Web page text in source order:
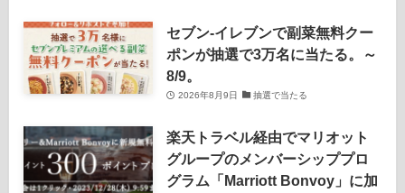
セブン‐イレブンで副菜無料クー
ポンが抽選で3万名に当たる。～
8/9。
2026年8月9日 抽選で当たる
楽天トラベル経由でマリオット
グループのメンバーシッププロ
グラム「Marriott Bonvoy」に加